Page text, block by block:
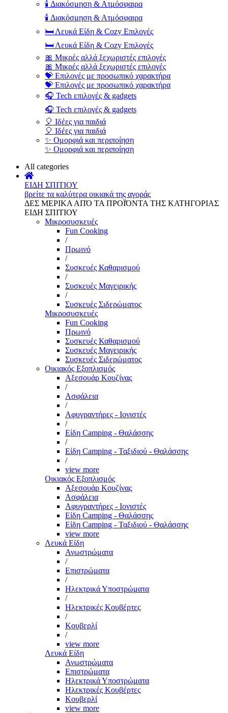
🕯️ Διακόσμηση & Ατμόσφαιρα
🕯️ Διακόσμηση & Ατμόσφαιρα
🛏️ Λευκά Είδη & Cozy Επιλογές
🛏️ Λευκά Είδη & Cozy Επιλογές
🎀 Μικρές αλλά ξεχωριστές επιλογές
🎀 Μικρές αλλά ξεχωριστές επιλογές
💝 Επιλογές με προσωπικό χαρακτήρα
💝 Επιλογές με προσωπικό χαρακτήρα
🎧 Tech επιλογές & gadgets
🎧 Tech επιλογές & gadgets
🎈 Ιδέες για παιδιά
🎈 Ιδέες για παιδιά
✨ Ομορφιά και περιποίηση
✨ Ομορφιά και περιποίηση
All categories
ΕΙΔΗ ΣΠΙΤΙΟΥ
βρείτε τα καλύτερα οικιακά της αγοράς
ΔΕΣ ΜΕΡΙΚΑ ΑΠΌ ΤΑ ΠΡΟΪΌΝΤΑ ΤΗΣ ΚΑΤΗΓΟΡΙΑΣ
ΕΙΔΗ ΣΠΙΤΙΟΥ
Μικροσυσκευές
Fun Cooking
/
Πρωινό
/
Συσκευές Καθαρισμού
/
Συσκευές Μαγειρικής
/
Συσκευές Σιδερώματος
Μικροσυσκευές
Fun Cooking
Πρωινό
Συσκευές Καθαρισμού
Συσκευές Μαγειρικής
Συσκευές Σιδερώματος
Οικιακός Εξοπλισμός
Αξεσουάρ Κουζίνας
/
Ασφάλεια
/
Αφυγραντήρες - Ιονιστές
/
Είδη Camping - Θαλάσσης
/
Είδη Camping - Ταξιδιού - Θαλάσσης
/
view more
Οικιακός Εξοπλισμός
Αξεσουάρ Κουζίνας
Ασφάλεια
Αφυγραντήρες - Ιονιστές
Είδη Camping - Θαλάσσης
Είδη Camping - Ταξιδιού - Θαλάσσης
view more
Λευκά Είδη
Ανωστρώματα
/
Επιστρώματα
/
Ηλεκτρικά Υποστρώματα
/
Ηλεκτρικές Κουβέρτες
/
Κουβερλί
/
view more
Λευκά Είδη
Ανωστρώματα
Επιστρώματα
Ηλεκτρικά Υποστρώματα
Ηλεκτρικές Κουβέρτες
Κουβερλί
view more